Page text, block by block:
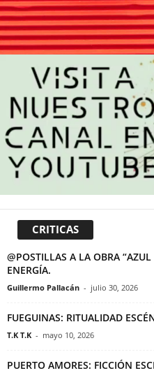
CRITICAS
@POSTILLAS A LA OBRA
ENERGÍA.
Guillermo Pallacán - julio 30, 2026
FUEGUINAS: RITUALIDAD
T.K T.K - mayo 10, 2026
PUERTO AMORES: FICCIÓN